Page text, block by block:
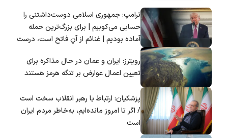
ترامپ: جمهوری اسلامی دوست‌داشتنی را
حسابی می‌کوبیم | برای بزرگ‌ترین حمله
آماده بودیم | غنائم از آنِ فاتح است، درست
رویترز: ایران و عمان در حال مذاکره برای
تعیین اعمال عوارض بر تنگه هرمز هستند
پزشکیان: ارتباط با رهبر انقلاب سخت است
/ اگر تا امروز مانده‌ایم، به‌خاطر مردم ایران
است